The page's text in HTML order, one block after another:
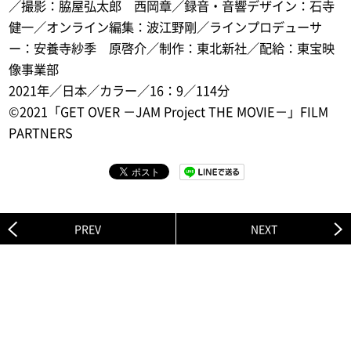
／撮影：脇屋弘太郎 西岡章／録音・音響デザイン：石寺
健一／オンライン編集：波江野剛／ラインプロデューサ
ー：安養寺紗季 原啓介／制作：東北新社／配給：東宝映
像事業部
2021年／日本／カラー／16：9／114分
©2021「GET OVER －JAM Project THE MOVIE－」FILM
PARTNERS
PREV NEXT